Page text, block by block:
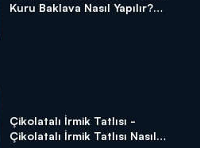
Kuru Baklava Nasıl Yapılır?
Çikolatalı İrmik Tatlısı -
Çikolatalı İrmik Tatlısı Nasıl